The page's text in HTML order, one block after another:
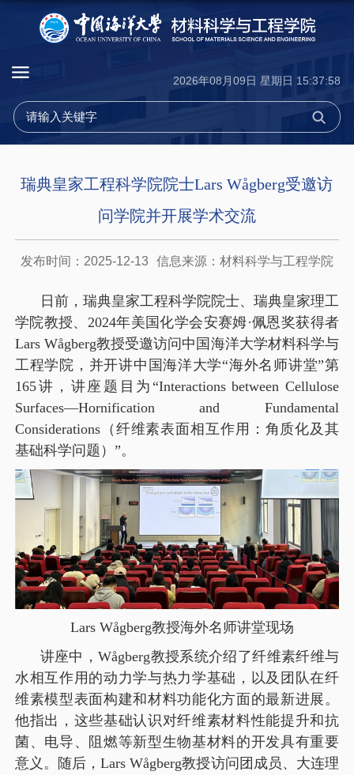
2026年08月09日 星期日 15:37:58
瑞典皇家工程科学院院士Lars Wågberg受邀访
问学院并开展学术交流
发布时间：2025-12-13 信息来源：材料科学与工程学院
日前，瑞典皇家工程科学院院士、瑞典皇家理工
学院教授、2024年美国化学会安赛姆·佩恩奖获得者
Lars Wågberg教授受邀访问中国海洋大学材料科学与
工程学院，并开讲中国海洋大学“海外名师讲堂”第
165讲，讲座题目为“Interactions between Cellulose
Surfaces—Hornification and Fundamental
Considerations（纤维素表面相互作用：角质化及其
基础科学问题）”。
Lars Wågberg教授海外名师讲堂现场
讲座中，Wågberg教授系统介绍了纤维素纤维与
水相互作用的动力学与热力学基础，以及团队在纤
维素模型表面构建和材料功能化方面的最新进展。
他指出，这些基础认识对纤维素材料性能提升和抗
菌、电导、阻燃等新型生物基材料的开发具有重要
意义。随后，Lars Wågberg教授访问团成员、大连理